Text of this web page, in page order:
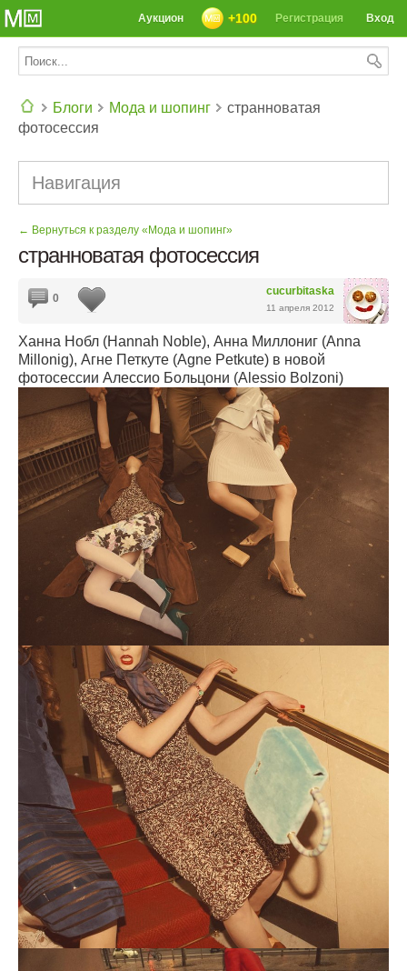
Вход
Регистрация
+100
Аукцион
Блоги Мода и шопинг
странноватая
фотосессия
Навигация
← Вернуться к разделу «Мода и шопинг»
странноватая фотосессия
cucurbitaska
11 апреля 2012
0
Ханна Нобл (Hannah Noble), Анна Миллониг (Anna
Millonig), Агне Петкуте (Agne Petkute) в новой
фотосессии Алессио Больцони (Alessio Bolzoni)